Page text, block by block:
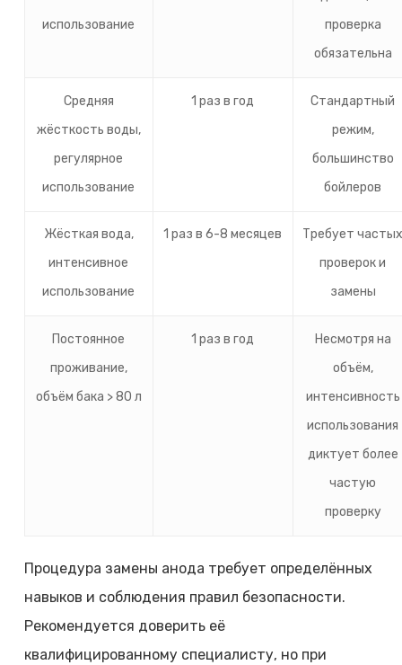
использование
проверка
обязательна
Средняя
жёсткость воды,
регулярное
использование
1 раз в год
Стандартный
режим,
большинство
бойлеров
Жёсткая вода,
интенсивное
использование
1 раз в 6-8 месяцев
Требует
проверок и
замены
Постоянное
проживание,
объём бака > 80 л
1 раз в год
Несмотря на
объём,
интенсивность
использования
диктует более
частую
проверку
Процедура замены анода требует определённых
навыков и соблюдения правил безопасности.
Рекомендуется доверить её
квалифицированному специалисту, но при